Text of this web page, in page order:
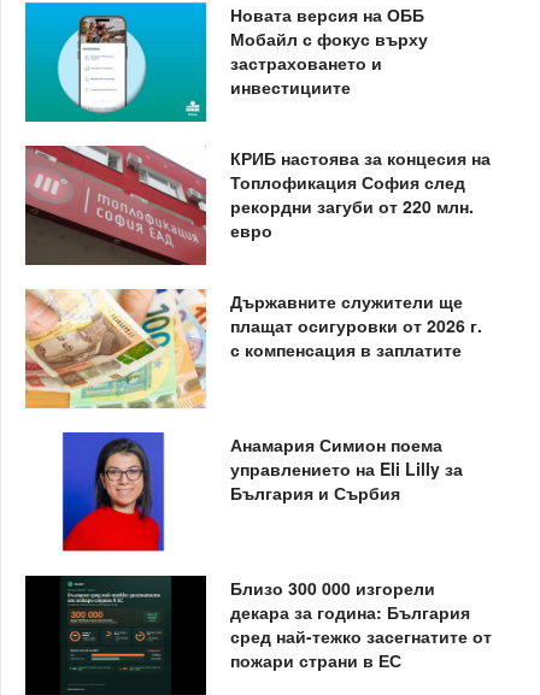
Новата версия на ОББ
Мобайл с фокус върху
застраховането и
инвестициите
КРИБ настоява за концесия на
Топлофикация София след
рекордни загуби от 220 млн.
евро
Държавните служители ще
плащат осигуровки от 2026 г.
с компенсация в заплатите
Анамария Симион поема
управлението на Eli Lilly за
България и Сърбия
Близо 300 000 изгорели
декара за година: България
сред най-тежко засегнатите от
пожари страни в ЕС